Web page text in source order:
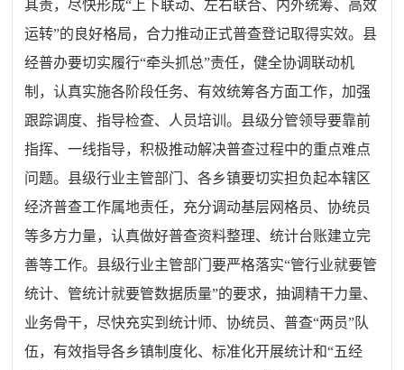
其责，尽快形成“上下联动、左右联合、内外统筹、高效
运转”的良好格局，合力推动正式普查登记取得实效。县
经普办要切实履行“牵头抓总”责任，健全协调联动机
制，认真实施各阶段任务、有效统筹各方面工作，加强
跟踪调度、指导检查、人员培训。县级分管领导要靠前
指挥、一线指导，积极推动解决普查过程中的重点难点
问题。县级行业主管部门、各乡镇要切实担负起本辖区
经济普查工作属地责任，充分调动基层网格员、协统员
等多方力量，认真做好普查资料整理、统计台账建立完
善等工作。县级行业主管部门要严格落实“管行业就要管
统计、管统计就要管数据质量”的要求，抽调精干力量、
业务骨干，尽快充实到统计师、协统员、普查“两员”队
伍，有效指导各乡镇制度化、标准化开展统计和“五经